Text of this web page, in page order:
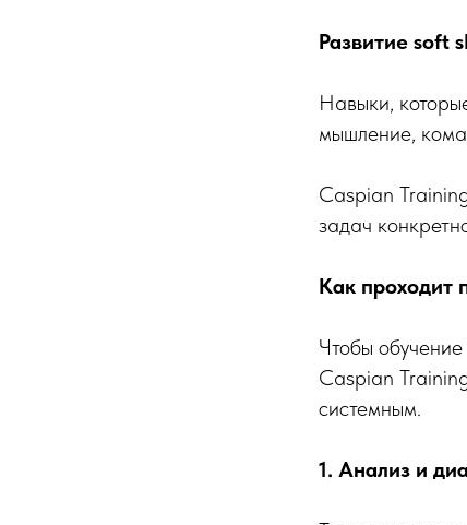
Развитие soft
Навыки,
мышление,
Caspian
задач
Как проходит
Чтобы
Caspian
системным.
1. Анализ и